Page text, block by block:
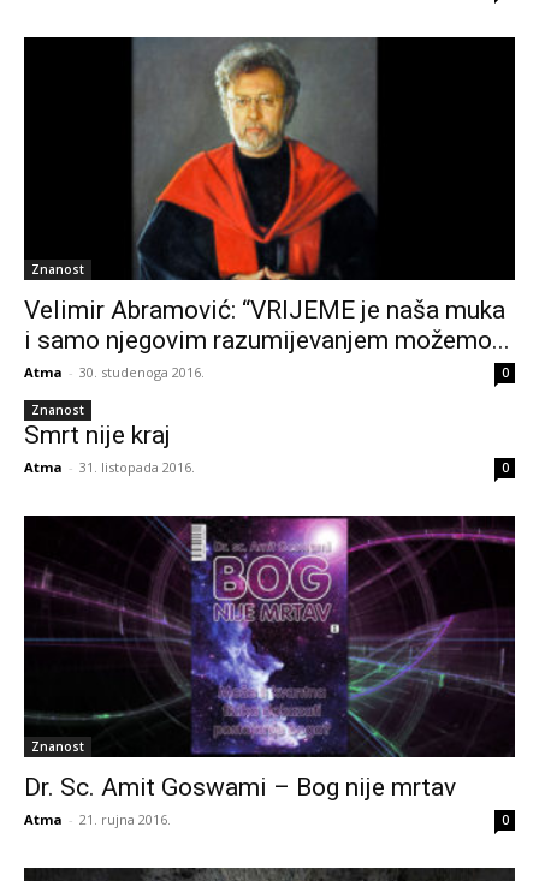
Znanost
Velimir Abramović: “VRIJEME je naša muka
i samo njegovim razumijevanjem možemo...
Atma - 30. studenoga 2016. 0
Znanost
Smrt nije kraj
Atma - 31. listopada 2016. 0
Znanost
Dr. Sc. Amit Goswami – Bog nije mrtav
Atma - 21. rujna 2016. 0